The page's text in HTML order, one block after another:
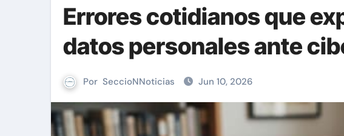
Errores cotidianos que
datos personales ante
Por SeccioNNoticias Jun 10, 2026